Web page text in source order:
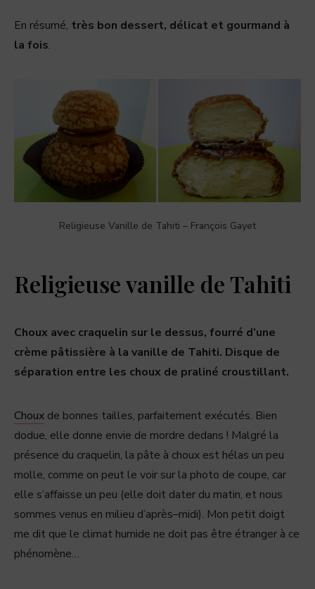
En résumé, très bon dessert, délicat et gourmand à
la fois.
Religieuse Vanille de Tahiti – François Gayet
Religieuse vanille de Tahiti
Choux avec craquelin sur le dessus, fourré d’une
crème pâtissière à la vanille de Tahiti. Disque de
séparation entre les choux de praliné croustillant.
Choux de bonnes tailles, parfaitement exécutés. Bien
dodue, elle donne envie de mordre dedans ! Malgré la
présence du craquelin, la pâte à choux est hélas un peu
molle, comme on peut le voir sur la photo de coupe, car
elle s’affaisse un peu (elle doit dater du matin, et nous
sommes venus en milieu d’après–midi). Mon petit doigt
me dit que le climat humide ne doit pas être étranger à ce
phénomène…